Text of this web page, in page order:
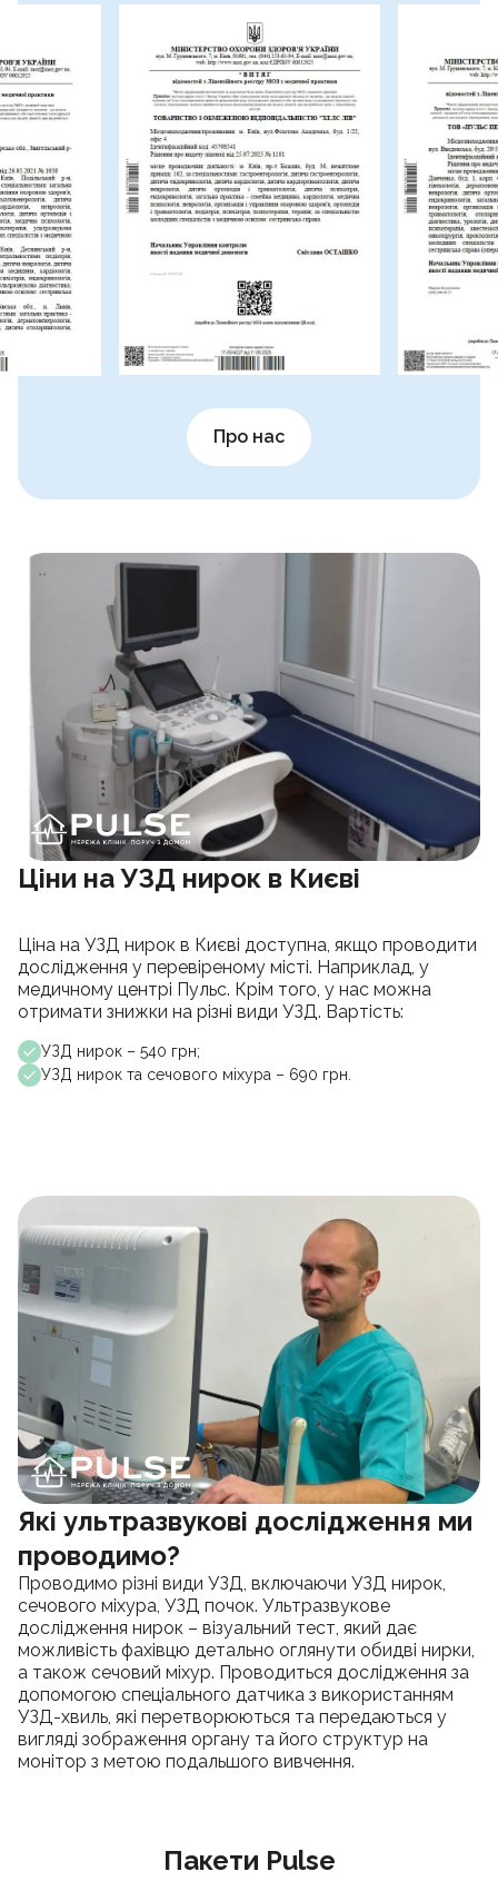
Про нас
Ціни на УЗД нирок в Києві
Ціна на УЗД нирок в Києві доступна, якщо проводити
дослідження у перевіреному місті. Наприклад, у
медичному центрі Пульс. Крім того, у нас можна
отримати знижки на різні види УЗД. Вартість:
УЗД нирок – 540 грн;
УЗД нирок та сечового міхура – 690 грн.
Які ультразвукові дослідження ми
проводимо?
Проводимо різні види УЗД, включаючи УЗД нирок,
сечового міхура, УЗД почок. Ультразвукове
дослідження нирок – візуальний тест, який дає
можливість фахівцю детально оглянути обидві нирки,
а також сечовий міхур. Проводиться дослідження за
допомогою спеціального датчика з використанням
УЗД-хвиль, які перетворюються та передаються у
вигляді зображення органу та його структур на
монітор з метою подальшого вивчення.
Пакети Pulse